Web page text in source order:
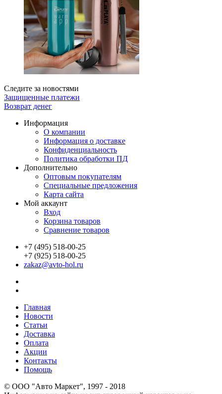
Следите за новостями
Защищенные платежи
Возврат денег
Информация
О компании
Информация о доставке
Конфиденциальность
Политика обработки ПД
Дополнительно
Оптовым покупателям
Специальные предложения
Карта сайта
Мой аккаунт
Вход
Корзина товаров
Сравнение товаров
+7 (495) 518-00-25
+7 (925) 518-00-25
zakaz@avto-hol.ru
Главная
Новости
Статьи
Доставка
Оплата
Акции
Контакты
Помощь
© OOO "Авто Маркет", 1997 - 2018